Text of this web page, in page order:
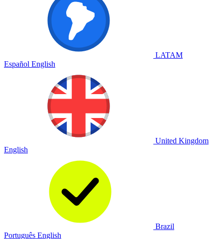
LATAM
Español English
United Kingdom
English
Brazil
Português English